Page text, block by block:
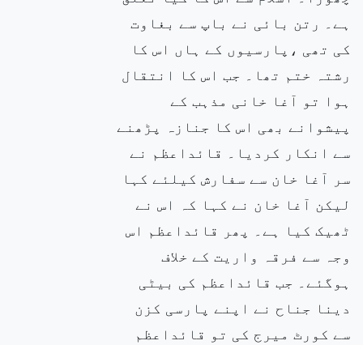
ہے۔ رتن بائی نے باپ سے بغاوت
کی تھی ،پارسیوں کے ہاں اس کا
رشتہ ختم تھا۔ جب اس کا انتقال
ہوا تو آغا خانی مذہب کے
پیشوانے بھی اس کا جنازہ پڑھنے
سے انکار کردیا۔ قائداعظم نے
سر آغا خان سے سفارش کیلئے کہا
لیکن آغا خان نے کہا کہ اس نے
ٹھیک کیا ہے۔ پھر قائداعظم اس
وجہ سے فرقہ واریت کے خلاف
ہوگئے۔ جب قائداعظم کی بیٹی
دینا جناح نے اپنے پارسی کزن
سے کورٹ میرج کی تو قائداعظم